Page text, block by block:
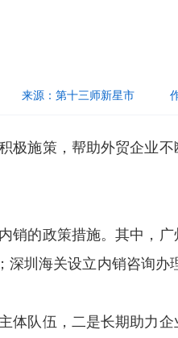
来源： 第十三师新星市
极施策，帮助外贸企业
销的政策措施。其中，
圳海关设立内销咨询办
体队伍，二是长期助力